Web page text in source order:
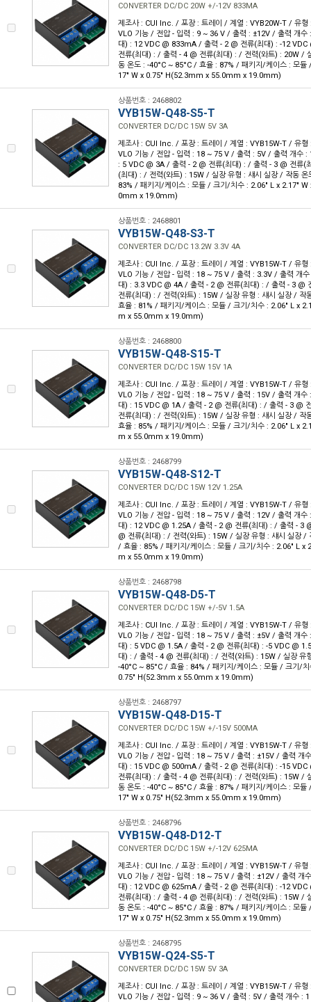
CONVERTER DC/DC 20W +/-12V 833MA
제조사 : CUI Inc. / 포장 : 트레이 / 계열 : VYB20W-T / 유형
VLO 기능 / 전압 - 입력 : 9 ~ 36 V / 출력 : ±12V / 출력 개수
대) : 12 VDC @ 833mA / 출력 - 2 @ 전류(최대) : -12
전류(최대) : / 출력 - 4 @ 전류(최대) : / 전력(와트) : 20W /
동 온도 : -40°C ~ 85°C / 효율 : 87% / 패키지/케이스 : 모
17" W x 0.75" H(52.3mm x 55.0mm x 19.0mm)
상품번호 : 2468802
VYB15W-Q48-S5-T
CONVERTER DC/DC 15W 5V 3A
제조사 : CUI Inc. / 포장 : 트레이 / 계열 : VYB15W-T / 유형
VLO 기능 / 전압 - 입력 : 18 ~ 75 V / 출력 : 5V / 출력 개수 :
: 5 VDC @ 3A / 출력 - 2 @ 전류(최대) : / 출력 - 3 @ 전류(
(최대) : / 전력(와트) : 15W / 실장 유형 : 섀시 실장 / 작동
83% / 패키지/케이스 : 모듈 / 크기/치수 : 2.06" L x 2.17"
0mm x 19.0mm)
상품번호 : 2468801
VYB15W-Q48-S3-T
CONVERTER DC/DC 13.2W 3.3V 4A
제조사 : CUI Inc. / 포장 : 트레이 / 계열 : VYB15W-T / 유형
VLO 기능 / 전압 - 입력 : 18 ~ 75 V / 출력 : 3.3V / 출력 개
대) : 3.3 VDC @ 4A / 출력 - 2 @ 전류(최대) : / 출력 - 3 @
전류(최대) : / 전력(와트) : 15W / 실장 유형 : 섀시 실장 / 작
효율 : 81% / 패키지/케이스 : 모듈 / 크기/치수 : 2.06" L x
m x 55.0mm x 19.0mm)
상품번호 : 2468800
VYB15W-Q48-S15-T
CONVERTER DC/DC 15W 15V 1A
제조사 : CUI Inc. / 포장 : 트레이 / 계열 : VYB15W-T / 유형
VLO 기능 / 전압 - 입력 : 18 ~ 75 V / 출력 : 15V / 출력 개수
대) : 15 VDC @ 1A / 출력 - 2 @ 전류(최대) : / 출력 - 3 @
전류(최대) : / 전력(와트) : 15W / 실장 유형 : 섀시 실장 / 작
효율 : 85% / 패키지/케이스 : 모듈 / 크기/치수 : 2.06" L x
m x 55.0mm x 19.0mm)
상품번호 : 2468799
VYB15W-Q48-S12-T
CONVERTER DC/DC 15W 12V 1.25A
제조사 : CUI Inc. / 포장 : 트레이 / 계열 : VYB15W-T / 유형
VLO 기능 / 전압 - 입력 : 18 ~ 75 V / 출력 : 12V / 출력 개수
대) : 12 VDC @ 1.25A / 출력 - 2 @ 전류(최대) : / 출력 - 3
@ 전류(최대) : / 전력(와트) : 15W / 실장 유형 : 섀시 실장 /
/ 효율 : 85% / 패키지/케이스 : 모듈 / 크기/치수 : 2.06" L x
m x 55.0mm x 19.0mm)
상품번호 : 2468798
VYB15W-Q48-D5-T
CONVERTER DC/DC 15W +/-5V 1.5A
제조사 : CUI Inc. / 포장 : 트레이 / 계열 : VYB15W-T / 유형
VLO 기능 / 전압 - 입력 : 18 ~ 75 V / 출력 : ±5V / 출력 개수
대) : 5 VDC @ 1.5A / 출력 - 2 @ 전류(최대) : -5 VDC @
대) : / 출력 - 4 @ 전류(최대) : / 전력(와트) : 15W / 실장 유
-40°C ~ 85°C / 효율 : 84% / 패키지/케이스 : 모듈 / 크기/
0.75" H(52.3mm x 55.0mm x 19.0mm)
상품번호 : 2468797
VYB15W-Q48-D15-T
CONVERTER DC/DC 15W +/-15V 500MA
제조사 : CUI Inc. / 포장 : 트레이 / 계열 : VYB15W-T / 유형
VLO 기능 / 전압 - 입력 : 18 ~ 75 V / 출력 : ±15V / 출력 개
대) : 15 VDC @ 500mA / 출력 - 2 @ 전류(최대) : -15
전류(최대) : / 출력 - 4 @ 전류(최대) : / 전력(와트) : 15W /
동 온도 : -40°C ~ 85°C / 효율 : 87% / 패키지/케이스 : 모
17" W x 0.75" H(52.3mm x 55.0mm x 19.0mm)
상품번호 : 2468796
VYB15W-Q48-D12-T
CONVERTER DC/DC 15W +/-12V 625MA
제조사 : CUI Inc. / 포장 : 트레이 / 계열 : VYB15W-T / 유형
VLO 기능 / 전압 - 입력 : 18 ~ 75 V / 출력 : ±12V / 출력 개
대) : 12 VDC @ 625mA / 출력 - 2 @ 전류(최대) : -12
전류(최대) : / 출력 - 4 @ 전류(최대) : / 전력(와트) : 15W /
동 온도 : -40°C ~ 85°C / 효율 : 87% / 패키지/케이스 : 모
17" W x 0.75" H(52.3mm x 55.0mm x 19.0mm)
상품번호 : 2468795
VYB15W-Q24-S5-T
CONVERTER DC/DC 15W 5V 3A
제조사 : CUI Inc. / 포장 : 트레이 / 계열 : VYB15W-T / 유형
VLO 기능 / 전압 - 입력 : 9 ~ 36 V / 출력 : 5V / 출력 개수 :